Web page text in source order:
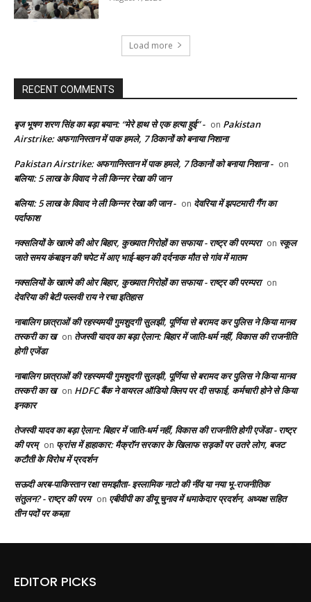
Load more
RECENT COMMENTS
बृज भूषण शरण सिंह का बड़ा बयान: “मेरे हाथ से एक हत्या हुई” - on Pakistan
Airstrike: अफगानिस्तान में पाक हमले, 7 ठिकानों को बनाया निशाना
Pakistan Airstrike: अफगानिस्तान में पाक हमले, 7 ठिकानों को बनाया निशाना - on
बलिया: 5 लाख के विवाद ने ली किन्नर रेखा की जान
बलिया: 5 लाख के विवाद ने ली किन्नर रेखा की जान - on देवरिया में झपटमारी गैंग का
पर्दाफाश
नक्सलियों के खात्मे की ओर बिहार, कुख्यात गिरोहों का सफाया - राष्ट्र की परम्परा on स्कूल
जाते समय कंबाइन की चपेट में आए भाई-बहन की दर्दनाक मौत से गांव में मातम
नक्सलियों के खात्मे की ओर बिहार, कुख्यात गिरोहों का सफाया - राष्ट्र की परम्परा on
देवरिया की बेटी पल्लवी राय ने रचा इतिहास
नाबालिग छात्राओं की रहस्यमयी गुमशुदगी सुलझी, पूर्णिया से बरामद कर पुलिस ने किया मानव
तस्करी का ख on तेजस्वी यादव का बड़ा ऐलान: बिहार में जाति-धर्म नहीं, विकास की राजनीति
होगी एजेंडा
नाबालिग छात्राओं की रहस्यमयी गुमशुदगी सुलझी, पूर्णिया से बरामद कर पुलिस ने किया मानव
तस्करी का ख on HDFC बैंक ने वायरल ऑडियो क्लिप पर दी सफाई, कर्मचारी होने से किया
इनकार
तेजस्वी यादव का बड़ा ऐलान: बिहार में जाति-धर्म नहीं, विकास की राजनीति होगी एजेंडा - राष्ट्र
की परम् on फ्रांस में हाहाकार: मैक्रॉन सरकार के खिलाफ सड़कों पर उतरे लोग, बजट
कटौती के विरोध में प्रदर्शन
सऊदी अरब-पाकिस्तान रक्षा समझौता- इस्लामिक नाटो की नींव या नया भू-राजनीतिक
संतुलन? - राष्ट्र की परम on एबीवीपी का डीयू चुनाव में धमाकेदार प्रदर्शन, अध्यक्ष सहित
तीन पदों पर कब्ज़ा
EDITOR PICKS